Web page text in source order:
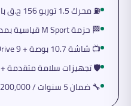
⛽ محرك 1.5 توربو 156 ح.ق باستهلاك 6.5 لتر/100كم
🏁 حزمة M Sport قياسية بمصدّات وعتبات رياضية
📺 شاشة 10.7 بوصة + iDrive 9 + فتحة سقف بانوراما
🛡️ تجهيزات سلامة متقدمة + LKA + كاميرا خلفية
🔧 ضمان 5 سنوات / 200,000 كم + صيانة 3 سنوات مجانية